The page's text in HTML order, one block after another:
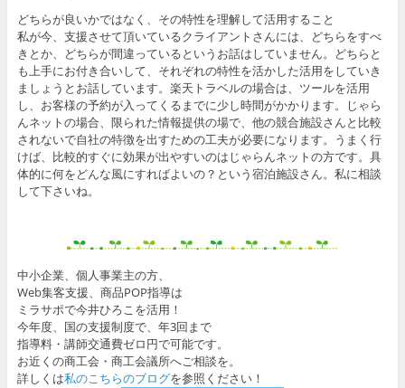
どちらが良いかではなく、その特性を理解して活用すること
私が今、支援させて頂いているクライアントさんには、どちらをすべ
きとか、どちらが間違っているというお話はしていません。どちらと
も上手にお付き合いして、それぞれの特性を活かした活用をしていき
ましょうとお話しています。楽天トラベルの場合は、ツールを活用
し、お客様の予約が入ってくるまでに少し時間がかかります。じゃら
んネットの場合、限られた情報提供の場で、他の競合施設さんと比較
されないで自社の特徴を出すための工夫が必要になります。うまく行
けば、比較的すぐに効果が出やすいのはじゃらんネットの方です。具
体的に何をどんな風にすればよいの？という宿泊施設さん。私に相談
して下さいね。
中小企業、個人事業主の方、
Web集客支援、商品POP指導は
ミラサポで今井ひろこを活用！
今年度、国の支援制度で、年3回まで
指導料・講師交通費ゼロ円で可能です。
お近くの商工会・商工会議所へご相談を。
詳しくは私のこちらのブログを参照ください！